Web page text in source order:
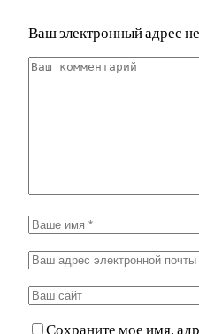
Ваш электронный адрес
Сохраните мое имя,